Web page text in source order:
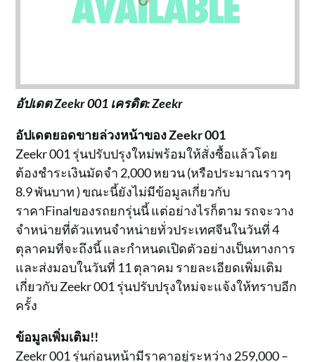
อัปเดต Zeekr 001 เครดิต: Zeekr
อัปเดตยอดขายล่วงหน้าของ Zeekr 001
Zeekr 001 รุ่นปรับปรุงใหม่พร้อมให้สั่งซื้อแล้วโดย
ต้องชำระเงินมัดจำ 2,000 หยวน (หรือประมาณราวๆ
8.9 พันบาท ) ขณะนี้ยังไม่มีข้อมูลเกี่ยวกับ
ราคาFinalของรถยกรุ่นนี้ แต่อย่างไรก็ตาม รถจะวาง
จำหน่ายที่ตัวแทนจำหน่ายทั่วประเทศจีนในวันที่ 4
ตุลาคมที่จะถึงนี้ และกำหนดเปิดตัวอย่างเป็นทางการ
และส่งมอบในวันที่ 11 ตุลาคม รายละเอียดเพิ่มเติม
เกี่ยวกับ Zeekr 001 รุ่นปรับปรุงใหม่จะแจ้งให้ทราบอีก
ครั้ง
ข้อมูลเพิ่มเติม!!
Zeekr 001 รุ่นก่อนหน้ามีราคาอยู่ระหว่าง 259,000 –